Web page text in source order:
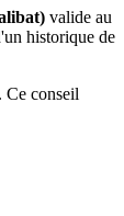
valide au
historique de
Ce conseil